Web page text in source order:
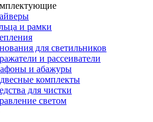
и рамки
для светильников
и рассеиватели
и абажуры
комплекты
для чистки
светом